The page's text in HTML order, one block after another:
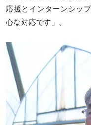
応援とインターンシッ
心な対応です」。